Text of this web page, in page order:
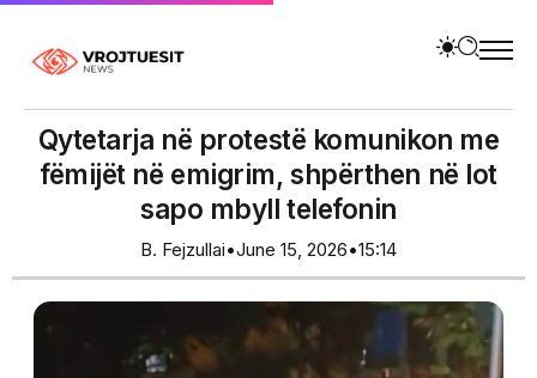
Qytetarja në protestë komunikon me
fëmijët në emigrim, shpërthen në lot
sapo mbyll telefonin
B. Fejzullai•June 15, 2026•15:14